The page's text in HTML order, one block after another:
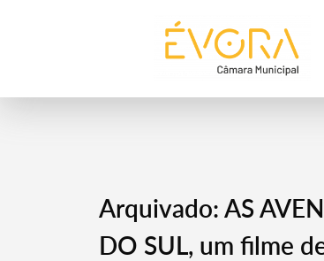
Arquivado: AS
DO SUL, um filme